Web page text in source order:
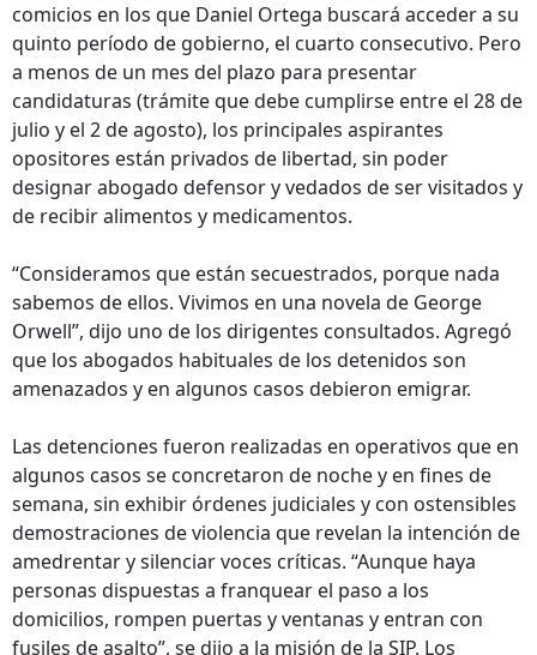
comicios en los que Daniel Ortega buscará acceder a su
quinto período de gobierno, el cuarto consecutivo. Pero
a menos de un mes del plazo para presentar
candidaturas (trámite que debe cumplirse entre el 28 de
julio y el 2 de agosto), los principales aspirantes
opositores están privados de libertad, sin poder
designar abogado defensor y vedados de ser visitados y
de recibir alimentos y medicamentos.
“Consideramos que están secuestrados, porque nada
sabemos de ellos. Vivimos en una novela de George
Orwell”, dijo uno de los dirigentes consultados. Agregó
que los abogados habituales de los detenidos son
amenazados y en algunos casos debieron emigrar.
Las detenciones fueron realizadas en operativos que en
algunos casos se concretaron de noche y en fines de
semana, sin exhibir órdenes judiciales y con ostensibles
demostraciones de violencia que revelan la intención de
amedrentar y silenciar voces críticas. “Aunque haya
personas dispuestas a franquear el paso a los
domicilios, rompen puertas y ventanas y entran con
fusiles de asalto”, se dijo a la misión de la SIP. Los